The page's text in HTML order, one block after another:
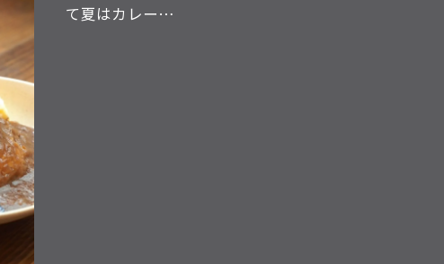
て夏はカレー…